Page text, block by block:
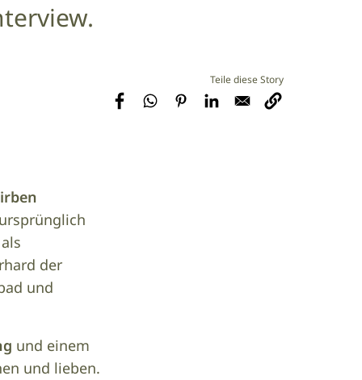
der
und
und einem
und lieben.